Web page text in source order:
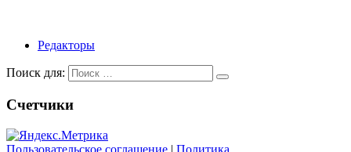
Редакторы
Поиск для:
Счетчики
Пользовательское соглашение | Политика